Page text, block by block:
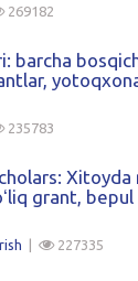
269182
barcha
235783
grant,
| 227335